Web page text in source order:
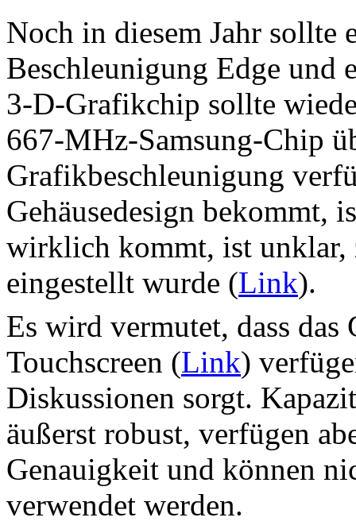
Noch in diesem Jahr sollte
Beschleunigung Edge und
3-D-Grafikchip sollte
667-MHz-Samsung-Chip
Grafikbeschleunigung
Gehäusedesign bekommt,
wirklich kommt, ist
eingestellt wurde (Link).
Es wird vermutet, dass
Touchscreen (Link)
Diskussionen sorgt.
äußerst robust, verfügen
Genauigkeit und können
verwendet werden.